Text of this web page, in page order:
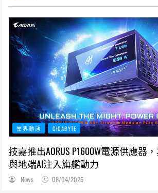
業界動態 GIGABYTE
技嘉推出AORUS P1600W電源供應器
與地端AI注入旗艦動力
News 08/04/2026